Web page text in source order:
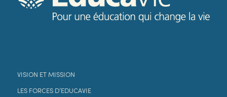
VISION ET MISSION
LES FORCES D’EDUCAVIE